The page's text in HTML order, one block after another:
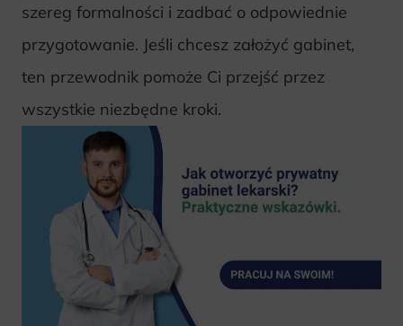
szereg formalności i zadbać o odpowiednie
przygotowanie. Jeśli chcesz założyć gabinet,
ten przewodnik pomoże Ci przejść przez
wszystkie niezbędne kroki.